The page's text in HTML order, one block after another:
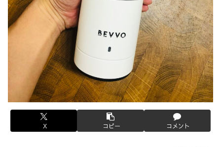
X コピー コメント